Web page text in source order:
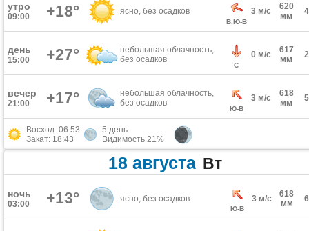
утро
09:00 +18° ясно, без осадков
В,Ю-В
3 м/с
620
мм
день
15:00 +27°
небольшая облачность,
без осадков
С
0 м/с
617
мм
вечер
21:00 +17°
небольшая облачность,
без осадков
Ю-В
3 м/с
618
мм
Восход: 06:53
Закат: 18:43
5 день
Видимость 21%
18 августа Вт
ночь
03:00 +13° ясно, без осадков
Ю-В
3 м/с
618
мм